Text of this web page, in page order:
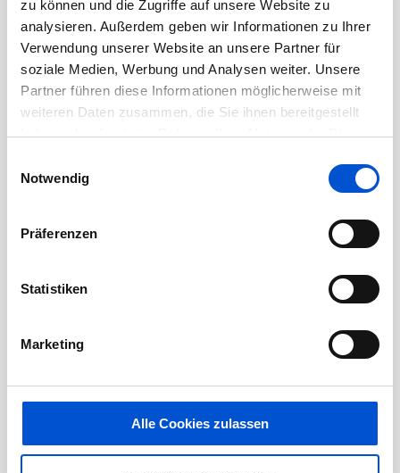
zu können und die Zugriffe auf unsere Website zu
analysieren. Außerdem geben wir Informationen zu Ihrer
Verwendung unserer Website an unsere Partner für
soziale Medien, Werbung und Analysen weiter. Unsere
Partner führen diese Informationen möglicherweise mit
weiteren Daten zusammen, die Sie ihnen bereitgestellt
haben oder die sie im Rahmen Ihrer Nutzung der Dienste
Notwendig
Präferenzen
Statistiken
Marketing
Alle Cookies zulassen
Juli 2020
Juni 2020
Mai 2020
April 2020
Januar 2020
November 2019
September 2019
Juli 2019
Mai 2019
März 2019